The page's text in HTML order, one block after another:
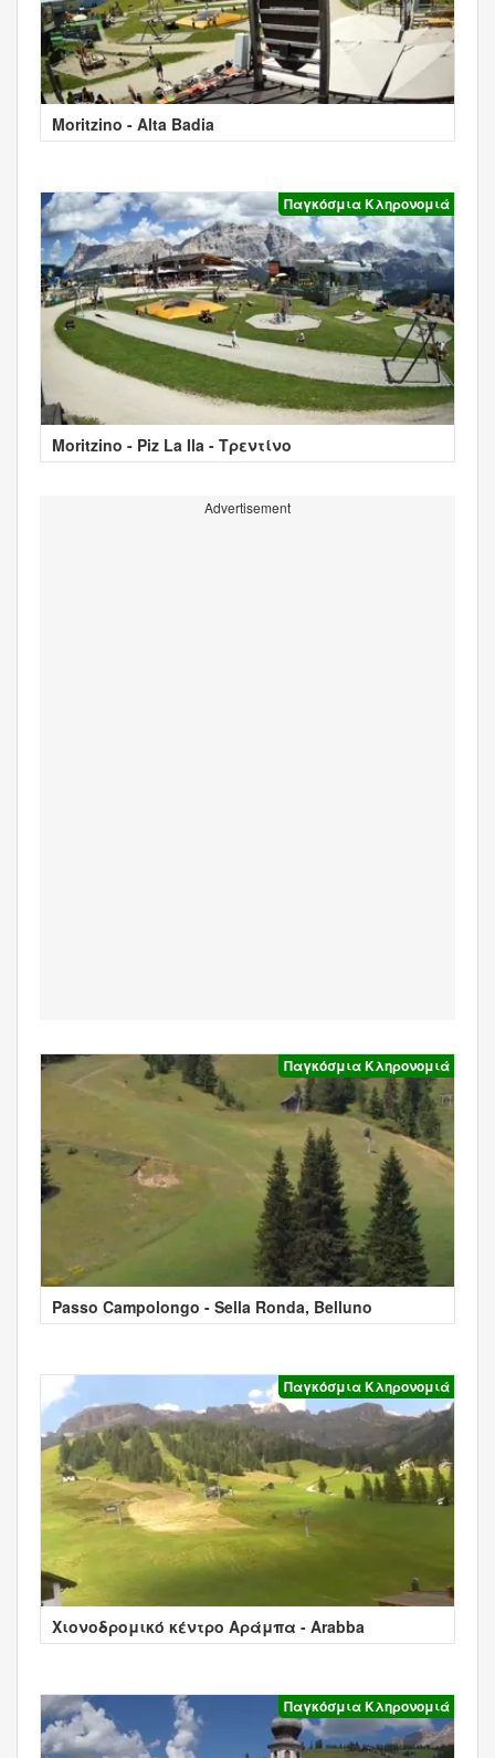
Moritzino - Alta Badia
Παγκόσμια Κληρονομιά
Moritzino - Piz La Ila - Τρεντίνο
Advertisement
Παγκόσμια Κληρονομιά
Passo Campolongo - Sella Ronda, Belluno
Παγκόσμια Κληρονομιά
Χιονοδρομικό κέντρο Αράμπα - Arabba
Παγκόσμια Κληρονομιά